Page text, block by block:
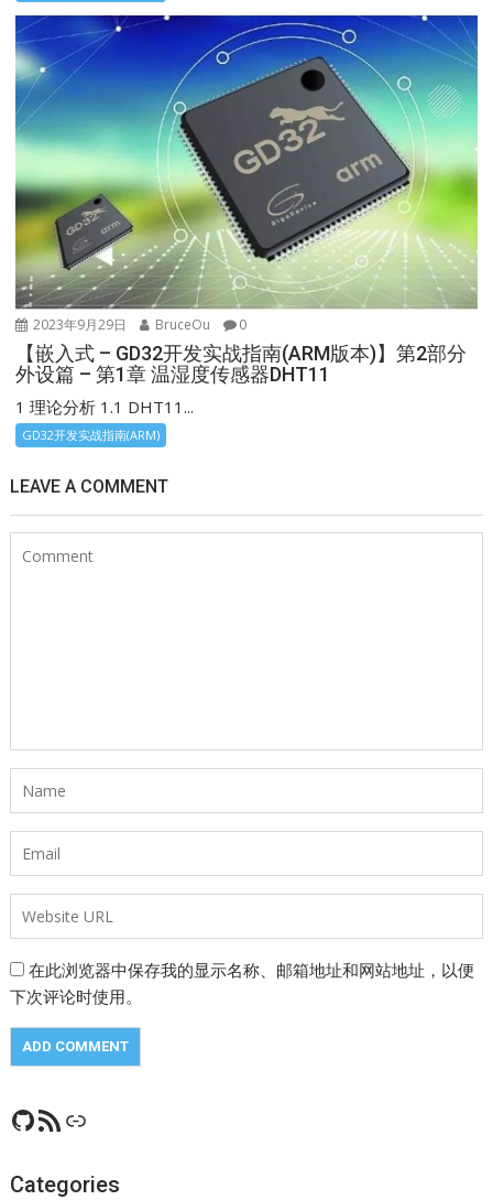
2023年9月29日 BruceOu 0
【嵌入式 – GD32开发实战指南(ARM版本)】第2部分
外设篇 – 第1章 温湿度传感器DHT11
1 理论分析 1.1 DHT11...
GD32开发实战指南(ARM)
LEAVE A COMMENT
在此浏览器中保存我的显示名称、邮箱地址和网站地址，以便
下次评论时使用。
GitHub
RSS FeedCSDN
Categories